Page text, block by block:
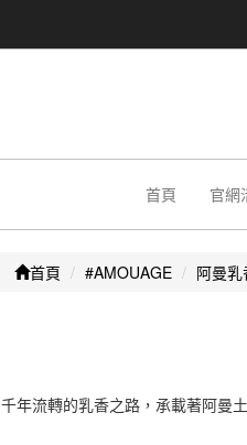
首頁 官網
首頁 #AMOUAGE 阿曼乳
千年流轉的乳香之路，承載著阿曼